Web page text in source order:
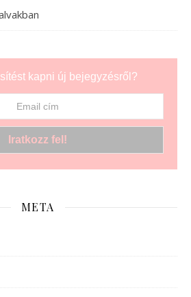
kapni új bejegyzésről?
META